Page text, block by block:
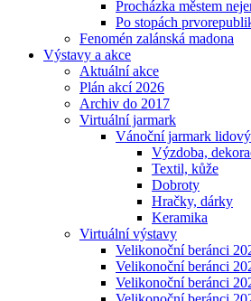
Procházka městem
Po stopách
Fenomén zalánská madona
Výstavy a akce
Aktuální akce
Plán akcí 2026
Archiv do 2017
Virtuální jarmark
Vánoční jarmark
Výzdoba,
Textil, kůže
Dobroty
Hračky, dárky
Keramika
Virtuální výstavy
Velikonoční beránci
Velikonoční beránci
Velikonoční beránci